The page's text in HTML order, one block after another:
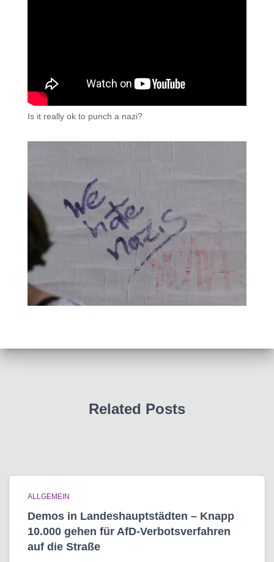
Is it really ok to punch a nazi?
Related Posts
ALLGEMEIN
Demos in Landeshauptstädten – Knapp
10.000 gehen für AfD-Verbotsverfahren
auf die Straße